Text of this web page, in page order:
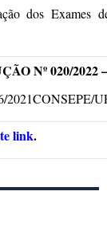
dos Exames
Nº 020/2022
2021CONSEPE/
link.